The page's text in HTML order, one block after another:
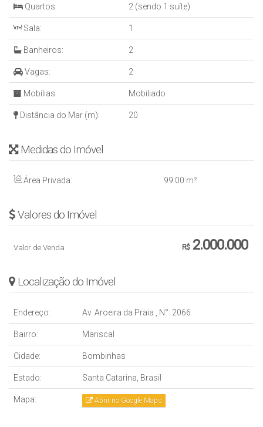
Quartos: 2 (sendo 1 suíte)
Sala: 1
Banheiros: 2
Vagas: 2
Mobílias: Mobiliado
Distância do Mar (m): 20
Medidas do Imóvel
Área Privada: 99.00 m²
Valores do Imóvel
R$2.000.000
Valor de Venda
Localização do Imóvel
Endereço: Av. Aroeira da Praia , N°: 2066
Bairro: Mariscal
Cidade: Bombinhas
Estado: Santa Catarina, Brasil
Mapa: Abrir no Google Maps